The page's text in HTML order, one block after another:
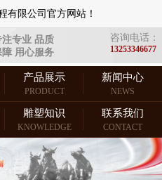
有限公司官方网站！
注专业 品质
障 用心服务
咨询电话：
13253346677
产品展示
PRODUCT
新闻中心
NEWS
雕塑知识
KNOWLEDGE
联系我们
CONTACT